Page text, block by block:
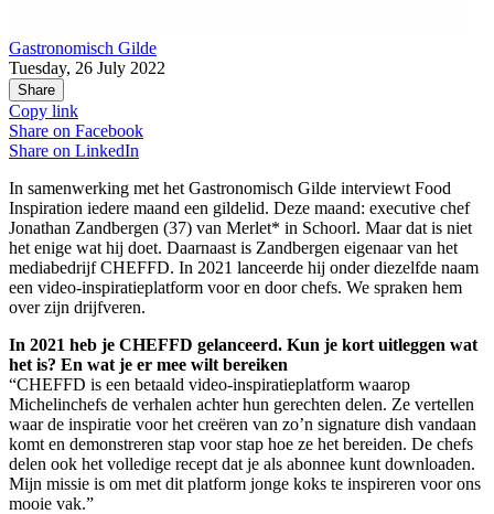
Gastronomisch Gilde
Tuesday, 26 July 2022
Share
Copy link
Share on Facebook
Share on LinkedIn
In samenwerking met het Gastronomisch Gilde interviewt Food
Inspiration iedere maand een gildelid. Deze maand: executive chef
Jonathan Zandbergen (37) van Merlet* in Schoorl. Maar dat is niet
het enige wat hij doet. Daarnaast is Zandbergen eigenaar van het
mediabedrijf CHEFFD. In 2021 lanceerde hij onder diezelfde naam
een video-inspiratieplatform voor en door chefs. We spraken hem
over zijn drijfveren.
In 2021 heb je CHEFFD gelanceerd. Kun je kort uitleggen wat
het is? En wat je er mee wilt bereiken
“CHEFFD is een betaald video-inspiratieplatform waarop
Michelinchefs de verhalen achter hun gerechten delen. Ze vertellen
waar de inspiratie voor het creëren van zo’n signature dish vandaan
komt en demonstreren stap voor stap hoe ze het bereiden. De chefs
delen ook het volledige recept dat je als abonnee kunt downloaden.
Mijn missie is om met dit platform jonge koks te inspireren voor ons
mooie vak.”